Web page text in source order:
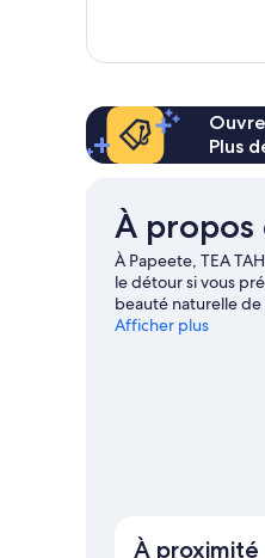
vue
la
piscine,
au
piscine
quadruple
vue
sur
la
piscine,
bord
piscine
Plus
À
À Papeete, TEA
le détour si vous
beauté naturelle de
pour Papeete
Afficher plus
À proximité